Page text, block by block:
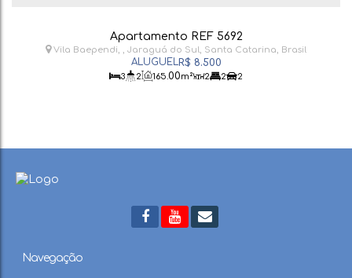
Apartamento REF 5692
R$ 8.500
Vila Baependi , Jaraguá do Sul, Santa Catarina, Brasil
3 2 165 .00m² 2 2 2
Navegação